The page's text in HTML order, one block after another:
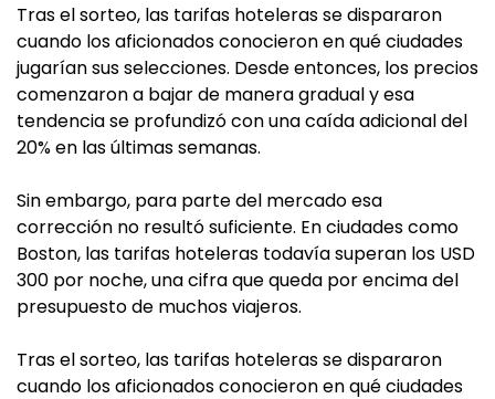
Tras el sorteo, las tarifas hoteleras se dispararon
cuando los aficionados conocieron en qué ciudades
jugarían sus selecciones. Desde entonces, los precios
comenzaron a bajar de manera gradual y esa
tendencia se profundizó con una caída adicional del
20% en las últimas semanas.
Sin embargo, para parte del mercado esa
corrección no resultó suficiente. En ciudades como
Boston, las tarifas hoteleras todavía superan los USD
300 por noche, una cifra que queda por encima del
presupuesto de muchos viajeros.
Tras el sorteo, las tarifas hoteleras se dispararon
cuando los aficionados conocieron en qué ciudades